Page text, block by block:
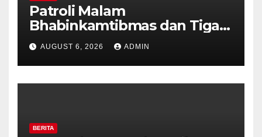
Patroli Malam
Bhabinkamtibmas dan Tiga
Pilar Kelurahan Ungaran
Perkuat Kamtibmas, Warga
Diajak Aktifkan Ronda
AUGUST 6, 2026 ADMIN
BERITA